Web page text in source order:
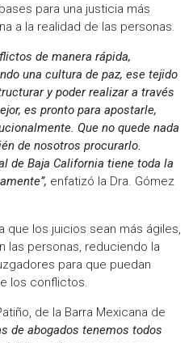
para una justicia más
a la realidad de las personas.
de manera rápida,
una cultura de paz, ese tejido
y poder realizar a través
es pronto para apostarle,
Que no quede nada
de nosotros procurarlo.
de Baja California tiene toda la
enfatizó la Dra. Gómez
los juicios sean más ágiles,
las personas, reduciendo la
para que puedan
los conflictos.
de la Barra Mexicana de
de abogados tenemos todos